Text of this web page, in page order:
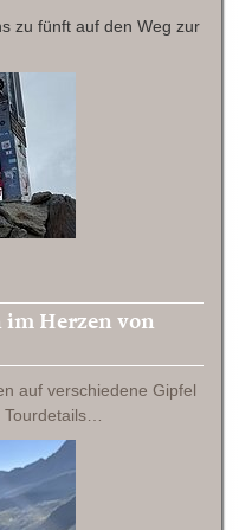
zu fünft auf den Weg zur
im Herzen von
auf verschiedene Gipfel